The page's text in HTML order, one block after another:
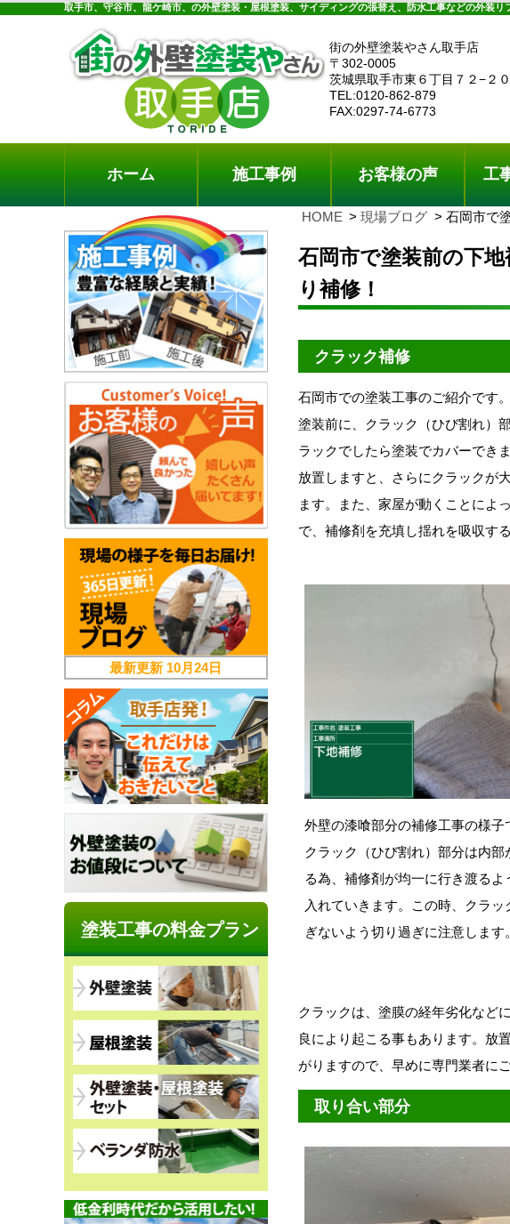
取手市、守谷市、龍ケ崎市、の外壁塗装・屋根塗装、サイディングの張替え、防水工事などの外装リ
街の外壁塗装やさん取手店
〒302-0005
茨城県取手市東６丁目７２−２０
TEL:0120-862-879
FAX:0297-74-6773
ホーム 施工事例 お客様の声 工
HOME 現場ブログ 石岡市で
石岡市で塗装前の下
り補修！
クラック補修
石岡市での塗装工事のご紹介です。
塗装前に、クラック（ひび割れ）
ラックでしたら塗装でカバーでき
放置しますと、さらにクラックが
ます。また、家屋が動くことによ
で、補修剤を充填し揺れを吸収す
外壁の漆喰部分の補修工事の様子
クラック（ひび割れ）部分は内部
る為、補修剤が均一に行き渡るよ
入れていきます。この時、クラッ
ぎないよう切り過ぎに注意します。
クラックは、塗膜の経年劣化など
良により起こる事もあります。放
がりますので、早めに専門業者に
取り合い部分
最新更新 10月24日
塗装工事の料金プラン